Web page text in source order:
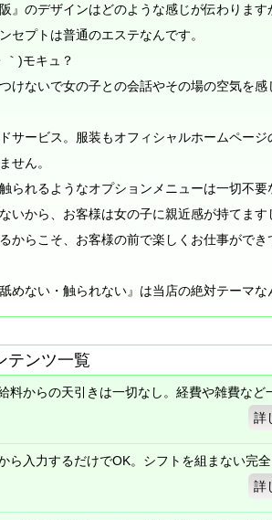
』のデザインはどのような感じが伝わります
セプトは普通のエステなんです。
)モキュ？
けないで女の子との会話やその場の空気を
サービス。服装もオフィシャルホームページ
せん。
られるようなオプションメニューは一切不要
いから、お客様は女の子に親近感が持てま
からこそ、お客様の前で楽しくお仕事がで
めない・触られない』は当店の絶対テーマな
テンツ一覧
料からの天引きは一切なし。経費や雑費など
詳
ら入力するだけでOK。シフトを組まない完
詳